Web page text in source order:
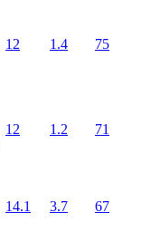
12 1.4 75
12 1.2 71
14.1 3.7 67